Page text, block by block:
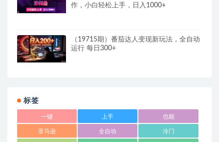
作，小白轻松上手，日入1000+
（19715期）番茄达人变现新玩法，全自动
运行 每日300+
标签
一键 上手 也能
亚马逊 全自动 冷门